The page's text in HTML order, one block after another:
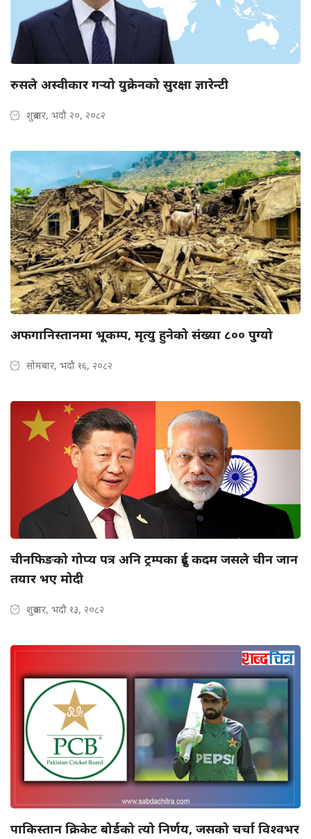
रुसले अस्वीकार गर्‍यो युक्रेनको सुरक्षा ज्ञारेन्टी
शुक्रबार, भदौ २०, २०८२
अफगानिस्तानमा भूकम्प, मृत्यु हुनेको संख्या ८०० पुग्यो
सोमबार, भदौ १६, २०८२
चीनफिङको गोप्य पत्र अनि ट्रम्पका दुई कदम जसले चीन जान
तयार भए मोदी
शुक्रबार, भदौ १३, २०८२
पाकिस्तान क्रिकेट बोर्डको त्यो निर्णय, जसको चर्चा विश्वभर